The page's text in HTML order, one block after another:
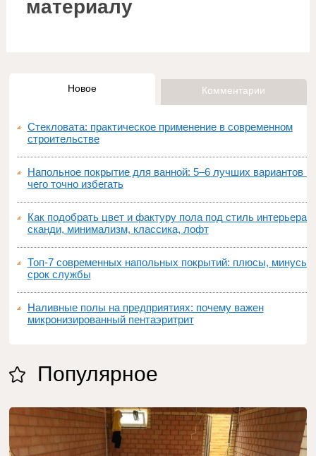
материалу
Новое Комментарии
Стекловата: практическое применение в современном
строительстве
Напольное покрытие для ванной: 5–6 лучших вариантов и
чего точно избегать
Как подобрать цвет и фактуру пола под стиль интерьера:
сканди, минимализм, классика, лофт
Топ‑7 современных напольных покрытий: плюсы, минусы,
срок службы
Наливные полы на предприятиях: почему важен
микронизированный пентаэритрит
Популярное